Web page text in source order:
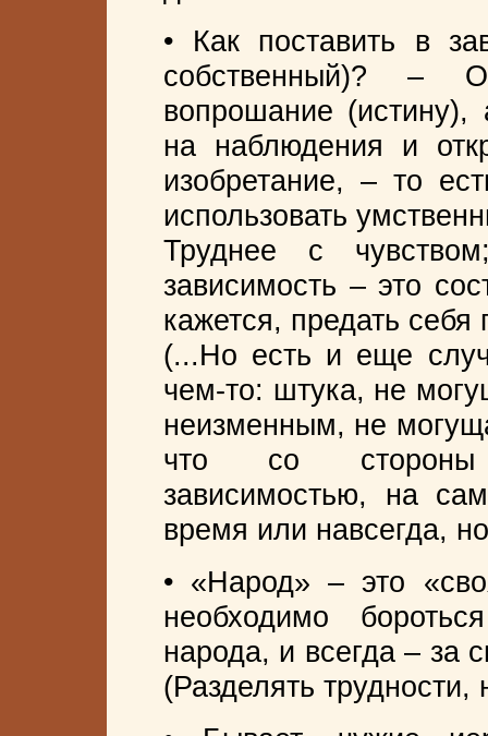
• Как поставить в
собственный)? –
вопрошание
на наблюдения и
изобретание, – то
использовать
Труднее с
зависимость – это
кажется, предать себя
(...Но есть и еще
чем-то: штука, не
неизменным, не
что со стороны
зависимостью, на
время или навсегда,
• «Народ» – это
необходимо
народа, и всегда – за
(Разделять